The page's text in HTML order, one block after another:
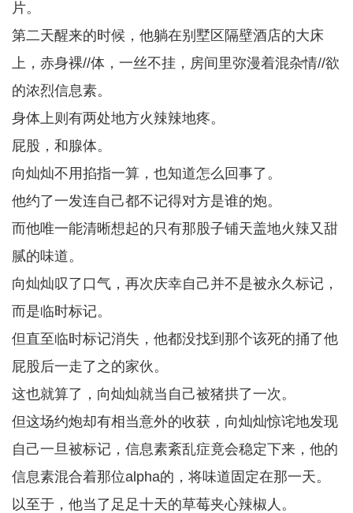
片。
第二天醒来的时候，他躺在别墅区隔壁酒店的大床
上，赤身裸//体，一丝不挂，房间里弥漫着混杂情//欲
的浓烈信息素。
身体上则有两处地方火辣辣地疼。
屁股，和腺体。
向灿灿不用掐指一算，也知道怎么回事了。
他约了一发连自己都不记得对方是谁的炮。
而他唯一能清晰想起的只有那股子铺天盖地火辣又甜
腻的味道。
向灿灿叹了口气，再次庆幸自己并不是被永久标记，
而是临时标记。
但直至临时标记消失，他都没找到那个该死的捅了他
屁股后一走了之的家伙。
这也就算了，向灿灿就当自己被猪拱了一次。
但这场约炮却有相当意外的收获，向灿灿惊诧地发现
自己一旦被标记，信息素紊乱症竟会稳定下来，他的
信息素混合着那位alpha的，将味道固定在那一天。
以至于，他当了足足十天的草莓夹心辣椒人。